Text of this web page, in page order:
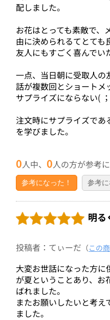
配しました。
お花はとっても素敵で、
由に決められるてとても
友人にもすごく喜んでい
一点、当日朝に受取人
話が複数回とショートメ
サプライズにならない(⁠
注文時にサプライズであ
を学びました。
0人中、0人の方が参考
参考になった！ 参考
明る
投稿者：てぃーだ （この
大変お世話になった方に
が夏ということあり、
ばれました。
またお願いしたいと考え
ました。